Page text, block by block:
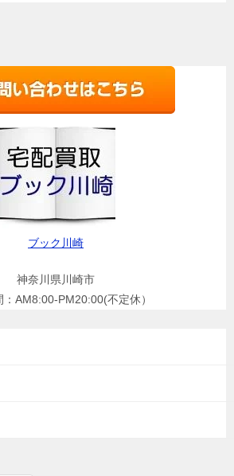
ブック川崎
神奈川県川崎市
：AM8:00-PM20:00(不定休）